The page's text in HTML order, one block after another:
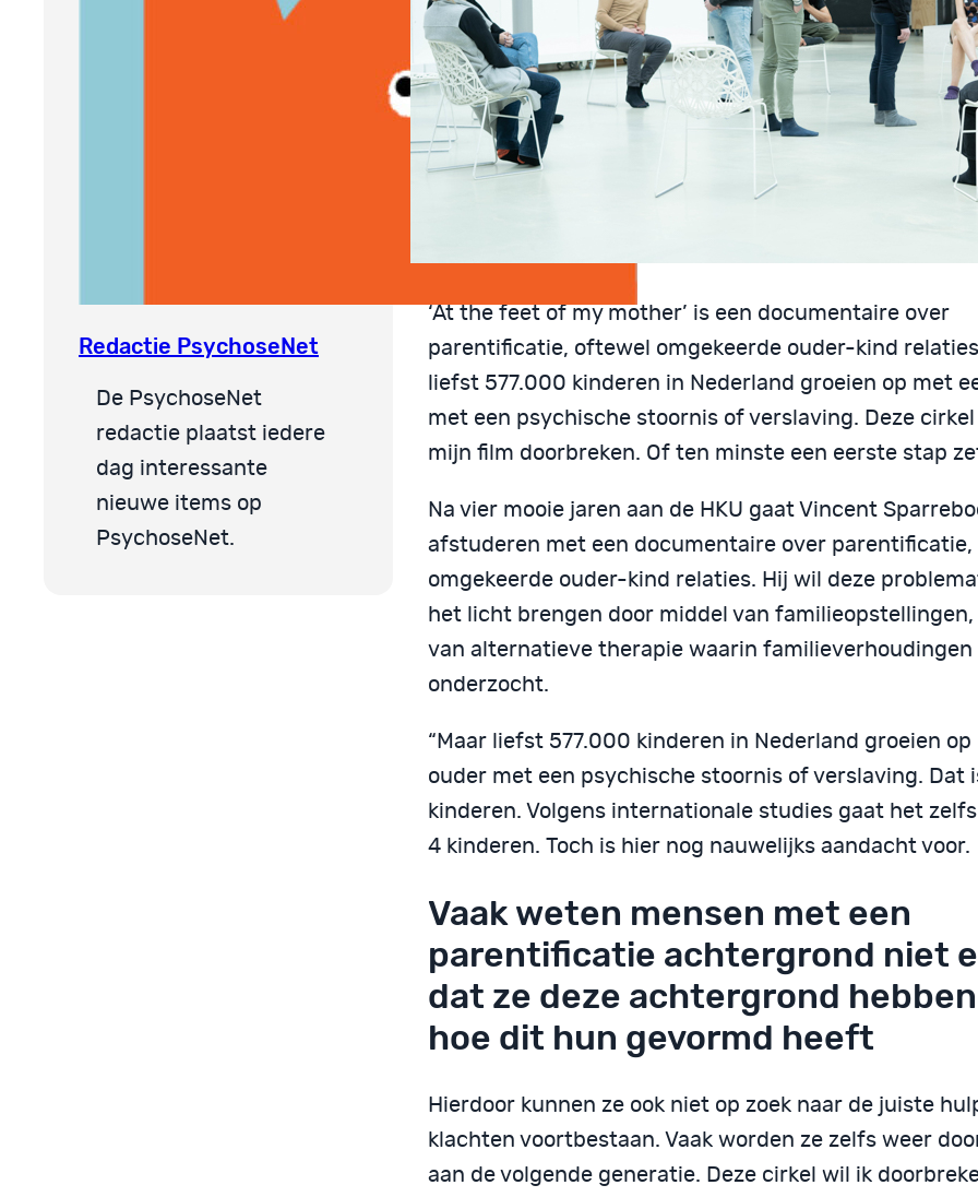
Redactie PsychoseNet
De PsychoseNet
redactie plaatst iedere
dag interessante
nieuwe items op
PsychoseNet.
‘At the feet of my mother’ is een documentaire over
parentificatie, oftewel omgekeerde ouder-kind
liefst 577.000 kinderen in Nederland groeien op met
met een psychische stoornis of verslaving. Deze
mijn film doorbreken. Of ten minste een eerste stap
Na vier mooie jaren aan de HKU gaat Vincent
afstuderen met een documentaire over
omgekeerde ouder-kind relaties. Hij wil deze
het licht brengen door middel van familieopstellingen,
van alternatieve therapie waarin familieverhoudingen
onderzocht.
“Maar liefst 577.000 kinderen in Nederland groeien op
ouder met een psychische stoornis of verslaving. Dat
kinderen. Volgens internationale studies gaat het zelfs
4 kinderen. Toch is hier nog nauwelijks aandacht voor.
Vaak weten mensen met een
parentificatie achtergrond niet
dat ze deze achtergrond
hoe dit hun gevormd heeft
Hierdoor kunnen ze ook niet op zoek naar de juiste
klachten voortbestaan. Vaak worden ze zelfs weer
aan de volgende generatie. Deze cirkel wil ik